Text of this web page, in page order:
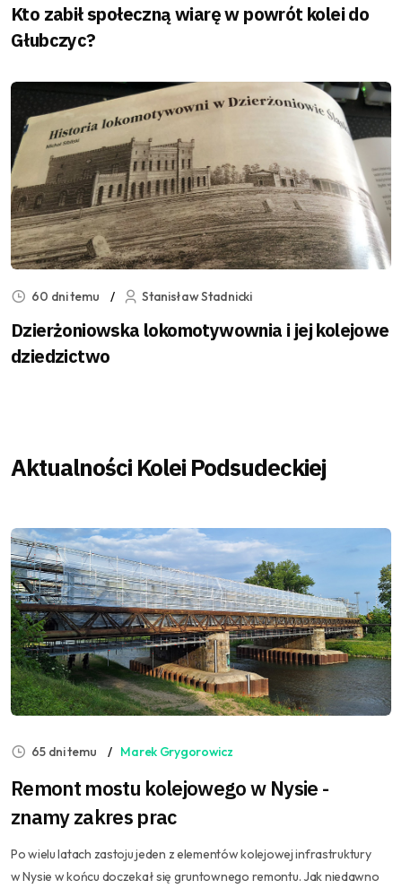
Kto zabił społeczną wiarę w powrót kolei do
Głubczyc?
60 dni temu Stanisław Stadnicki
Dzierżoniowska lokomotywownia i jej kolejowe
dziedzictwo
Aktualności Kolei Podsudeckiej
65 dni temu Marek Grygorowicz
Remont mostu kolejowego w Nysie -
znamy zakres prac
Po wielu latach zastoju jeden z elementów kolejowej infrastruktury
w Nysie w końcu doczekał się gruntownego remontu. Jak niedawno